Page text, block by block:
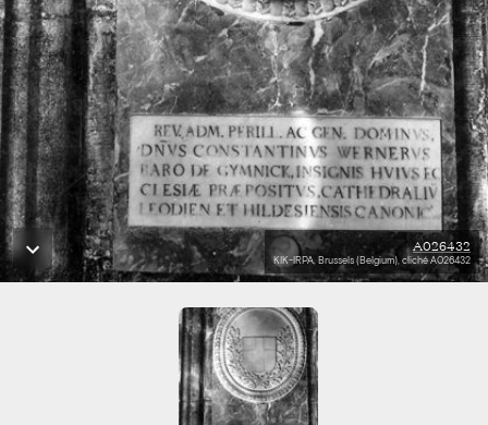
A026432
KIK-IRPA, Brussels (Belgium), cliché A026432